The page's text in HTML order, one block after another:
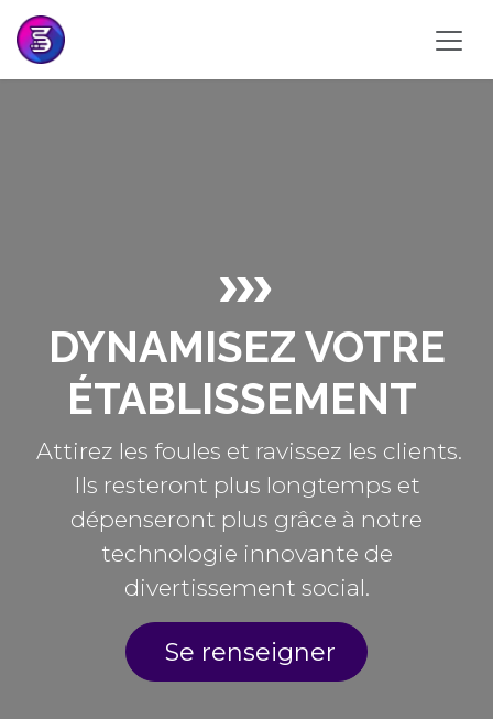
Se rendre au contenu
DYNAMISEZ VOTRE
ÉTABLISSEMENT
Attirez les foules et ravissez les clients.
Ils resteront plus longtemps et
dépenseront plus grâce à notre
technologie innovante de
divertissement social.
Se renseigner